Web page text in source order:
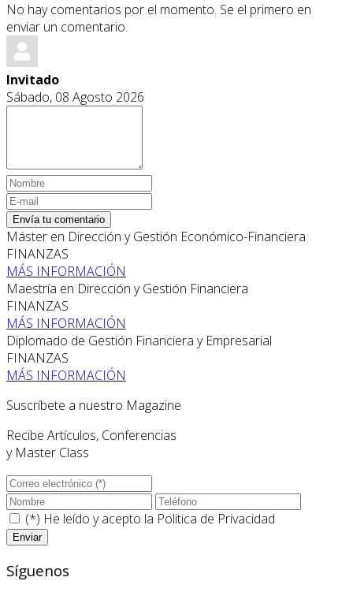
No hay comentarios por el momento. Se el primero en
enviar un comentario.
Invitado
Sábado, 08 Agosto 2026
Envía tu comentario
Máster en Dirección y Gestión Económico-Financiera
FINANZAS
MÁS INFORMACIÓN
Maestría en Dirección y Gestión Financiera
FINANZAS
MÁS INFORMACIÓN
Diplomado de Gestión Financiera y Empresarial
FINANZAS
MÁS INFORMACIÓN
Suscríbete a nuestro Magazine
Recibe Artículos, Conferencias
y Master Class
(*) He leído y acepto la Politica de Privacidad
Síguenos